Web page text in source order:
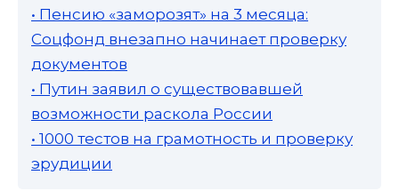
• Пенсию «заморозят» на 3 месяца:
Соцфонд внезапно начинает проверку
документов
• Путин заявил о существовавшей
возможности раскола России
• 1000 тестов на грамотность и проверку
эрудиции